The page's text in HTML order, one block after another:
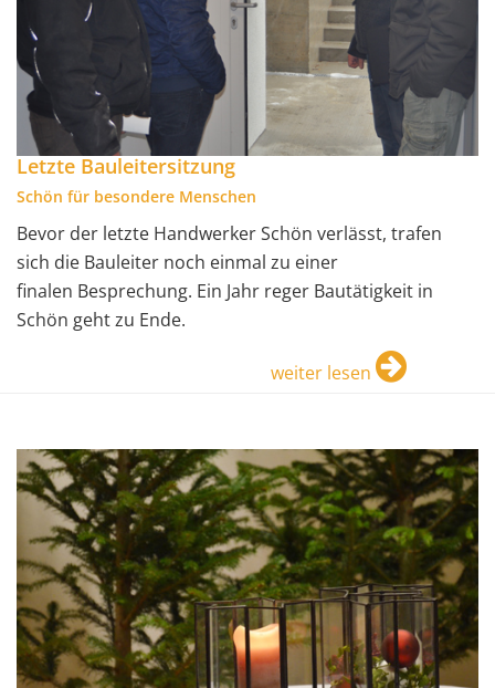
Letzte Bauleitersitzung
Schön für besondere Menschen
Bevor der letzte Handwerker Schön verlässt, trafen
sich die Bauleiter noch einmal zu einer
finalen Besprechung. Ein Jahr reger Bautätigkeit in
Schön geht zu Ende.
weiter lesen